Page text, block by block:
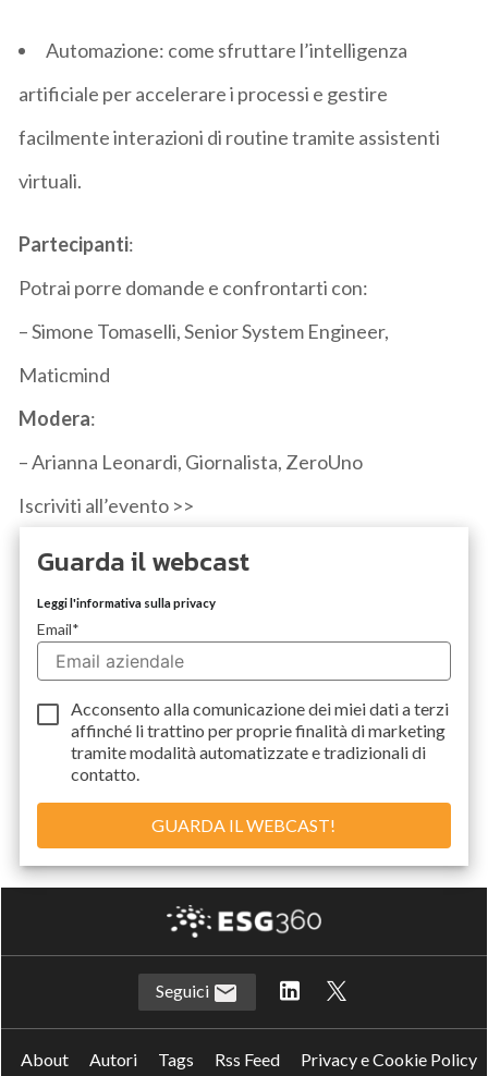
Automazione: come sfruttare l’intelligenza
artificiale per accelerare i processi e gestire
facilmente interazioni di routine tramite assistenti
virtuali.
Partecipanti:
Potrai porre domande e confrontarti con:
– Simone Tomaselli, Senior System Engineer,
Maticmind
Modera:
– Arianna Leonardi, Giornalista, ZeroUno
Iscriviti all’evento >>
Guarda il webcast
Leggi l'informativa sulla privacy
Email*
Acconsento alla comunicazione dei miei dati aterzi
affinché li trattino per proprie finalità di marketing
tramite modalità automatizzate e tradizionali di
contatto.
Seguici
About Autori Tags Rss Feed
Privacy e Cookie Policy